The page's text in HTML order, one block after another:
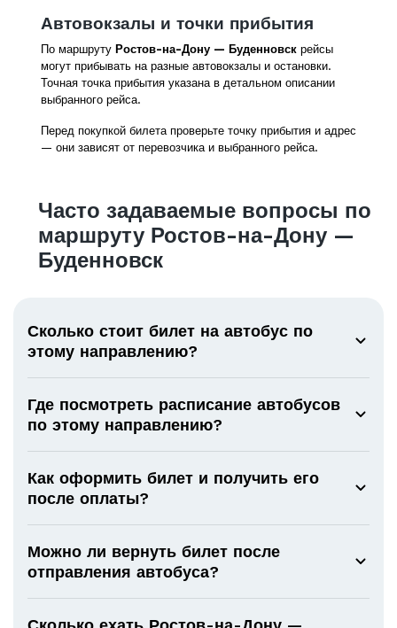
Автовокзалы и точки прибытия
По маршруту Ростов-на-Дону — Буденновск рейсы
могут прибывать на разные автовокзалы и остановки.
Точная точка прибытия указана в детальном описании
выбранного рейса.
Перед покупкой билета проверьте точку прибытия и адрес
— они зависят от перевозчика и выбранного рейса.
Часто задаваемые вопросы по
маршруту Ростов-на-Дону —
Буденновск
Сколько стоит билет на автобус по
этому направлению?
Где посмотреть расписание автобусов
по этому направлению?
Как оформить билет и получить его
после оплаты?
Можно ли вернуть билет после
отправления автобуса?